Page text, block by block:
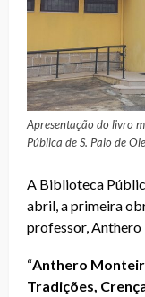
Apresentação do livro
Pública de S. Paio de
A Biblioteca
abril, a primeira
professor,
“Anthero
Tradições,